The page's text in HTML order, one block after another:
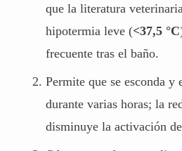
que la literatura
hipotermia leve (<37,5 °C
frecuente tras el baño.
Permite que se esconda
durante varias horas; la
disminuye la activación